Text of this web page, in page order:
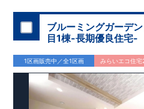
ランド風オープンキッチン』 ・2
寝室可変型』
タイプです ◆便利な
場としても便利な『勝手口』 ・掃
・雨の日でも洗濯物が干せる
粉の時期のお洗濯も安心『浴室乾
ブルーミングガーデ
目1棟-長期優良住宅-
1区画販売中／全1区画 みらいエコ住宅